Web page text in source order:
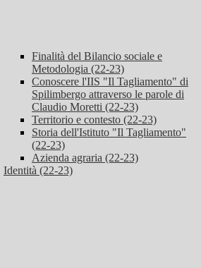
Finalità del Bilancio sociale e
Metodologia (22-23)
Conoscere l'IIS "Il Tagliamento" di
Spilimbergo attraverso le parole di
Claudio Moretti (22-23)
Territorio e contesto (22-23)
Storia dell'Istituto "Il Tagliamento"
(22-23)
Azienda agraria (22-23)
Identità (22-23)